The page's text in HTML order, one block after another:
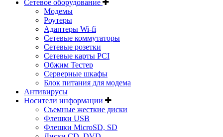
Сетевое оборудование
Модемы
Роутеры
Адаптеры Wi-fi
Сетевые коммутаторы
Сетевые розетки
Сетевые карты PCI
Обжим Тестер
Серверные шкафы
Блок питания для модема
Антивирусы
Носители информации
Съемные жесткие диски
Флешки USB
Флешки MicroSD, SD